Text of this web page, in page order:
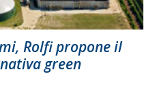
Rolfi propone il
green